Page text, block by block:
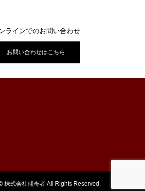
ラインでのお問い合わせ
お問い合わせはこちら
株式会社傾奇者 All Rights Reserved.